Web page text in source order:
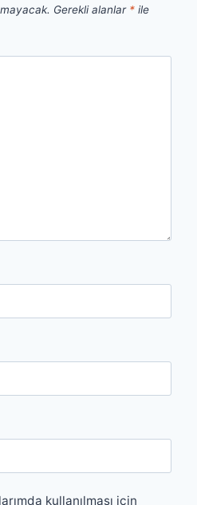
Gerekli alanlar * ile
kullanılması için